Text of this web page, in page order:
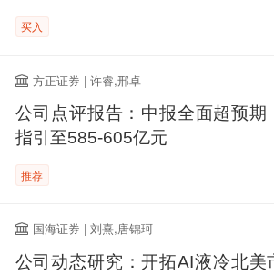
买入
方正证券 | 许睿,邢卓
公司点评报告：中报全面超预期
指引至585-605亿元
推荐
国海证券 | 刘熹,唐锦珂
公司动态研究：开拓AI液冷北美